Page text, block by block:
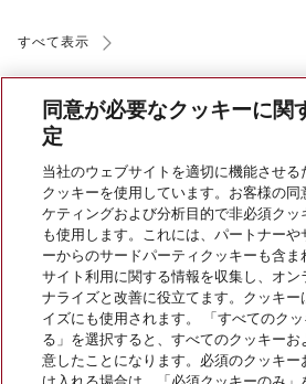
すべて表示
会社案内
サービス
同意が必要なクッキーに関
定
当社のウェブサイトを適切に機能させる
クッキーを使用しています。お客様の同
ケティングおよび分析目的で非必須クッ
も使用します。これには、パートナーや
ーからのサードパーティクッキーも含ま
サイト利用に関する情報を収集し、オン
ナライズと改善に役立てます。クッキー
イズにも使用されます。 「すべてのク
る」を選択すると、すべてのクッキーお
意したことになります。必須のクッキー